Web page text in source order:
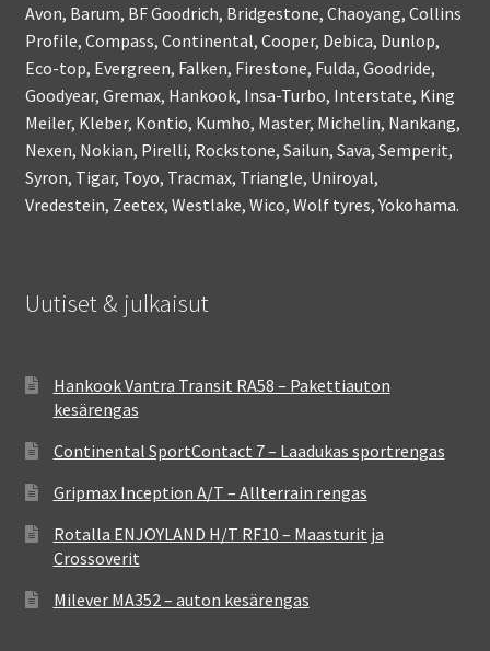
Avon, Barum, BF Goodrich, Bridgestone, Chaoyang, Collins
Profile, Compass, Continental, Cooper, Debica, Dunlop,
Eco-top, Evergreen, Falken, Firestone, Fulda, Goodride,
Goodyear, Gremax, Hankook, Insa-Turbo, Interstate, King
Meiler, Kleber, Kontio, Kumho, Master, Michelin, Nankang,
Nexen, Nokian, Pirelli, Rockstone, Sailun, Sava, Semperit,
Syron, Tigar, Toyo, Tracmax, Triangle, Uniroyal,
Vredestein, Zeetex, Westlake, Wico, Wolf tyres, Yokohama.
Uutiset & julkaisut
Hankook Vantra Transit RA58 – Pakettiauton
kesärengas
Continental SportContact 7 – Laadukas sportrengas
Gripmax Inception A/T – Allterrain rengas
Rotalla ENJOYLAND H/T RF10 – Maasturit ja
Crossoverit
Milever MA352 – auton kesärengas